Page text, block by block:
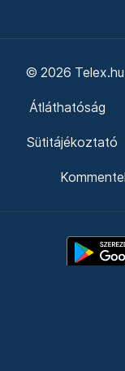
© 2026
Átláthatóság
Sütitájékoztató